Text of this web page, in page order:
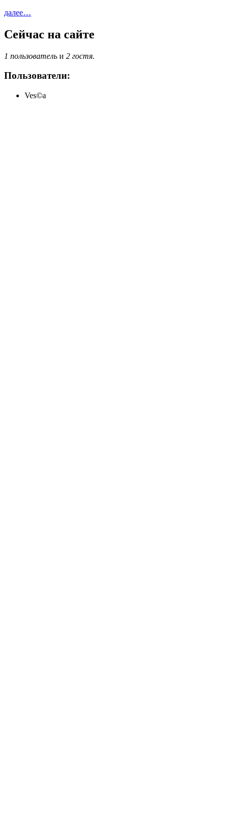
далее…
Сейчас на сайте
1 пользователь и 2 гостя.
Пользователи:
Ves©a